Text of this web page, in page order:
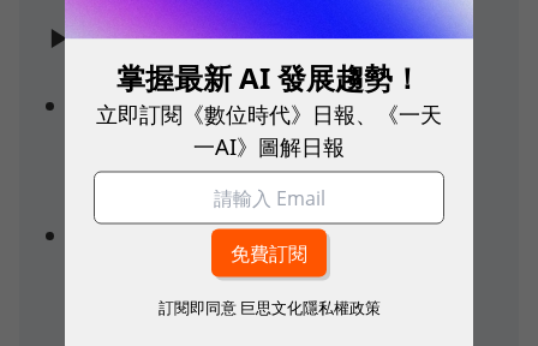
▶實際做法：
更新 AGENTS.md：將 AI 犯過的錯誤寫入
提示指令集，如果 AI 經常引用錯誤資訊，
就在文件裡明確禁止。（範例請點我
開發輔助工具：例如寫一段腳本幫 AI 截圖
或跑測試，加強 AI 的驗證能力。
掌握最新 AI 發展趨勢！
立即訂閱《數位時代》日報、《一天
一AI》圖解日報
訂閱即同意 巨思文化隱私權政策